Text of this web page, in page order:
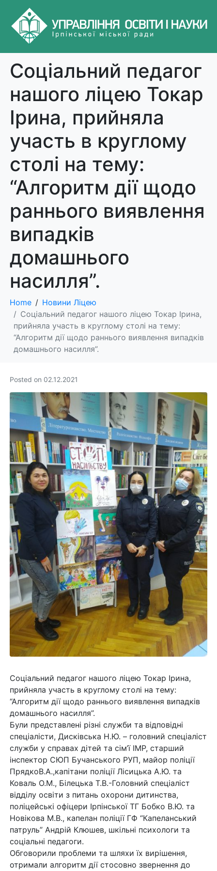
Соціальний педагог
нашого ліцею Токар
Ірина, прийняла
участь в круглому
столі на тему:
“Алгоритм дії щодо
раннього виявлення
випадків
домашнього
насилля”.
Home
Новини Ліцею
Соціальний педагог нашого ліцею Токар Ірина,
прийняла участь в круглому столі на тему:
“Алгоритм дії щодо раннього виявлення випадків
домашнього насилля”.
Posted on 02.12.2021
Соціальний педагог нашого ліцею Токар Ірина,
прийняла участь в круглому столі на тему:
“Алгоритм дії щодо раннього виявлення випадків
домашнього насилля”.
Були представлені різні служби та відповідні
спеціалісти, Дисківська Н.Ю. – головний спеціаліст
служби у справах дітей та сім’ї ІМР, старший
інспектор СЮП Бучанського РУП, майор поліції
ПрядкоВ.А.,капітани поліції Лісицька А.Ю. та
Коваль О.М., Білецька Т.В.-Головний спеціаліст
відділу освіти з питань охорони дитинства,
поліцейські офіцери Ірпінської ТГ Бобко В.Ю. та
Новікова М.В., капелан поліції ГФ “Капеланський
патруль” Андрій Клюшев, шкільні психологи та
соціальні педагоги.
Обговорили проблеми та шляхи їх вирішення,
отримали алгоритм дії стосовно звернення до